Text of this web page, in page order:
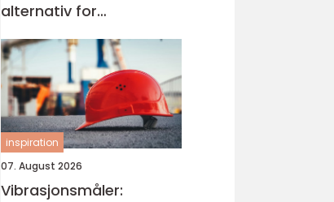
alternativ for
målrettede elever
inspiration
07. August 2026
Vibrasjonsmåler: